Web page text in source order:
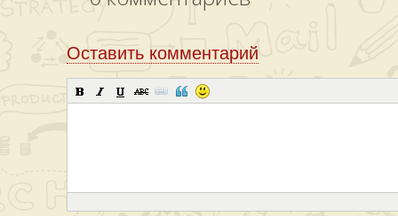
Оставить комментарий